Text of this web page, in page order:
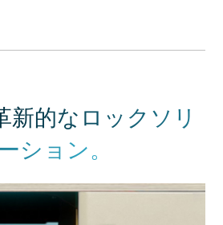
新的なロックソリ
ション。